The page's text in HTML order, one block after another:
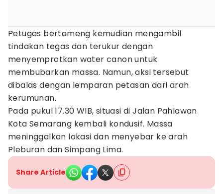
Petugas bertameng kemudian mengambil
tindakan tegas dan terukur dengan
menyemprotkan water canon untuk
membubarkan massa. Namun, aksi tersebut
dibalas dengan lemparan petasan dari arah
kerumunan.
Pada pukul 17.30 WIB, situasi di Jalan Pahlawan
Kota Semarang kembali kondusif. Massa
meninggalkan lokasi dan menyebar ke arah
Pleburan dan Simpang Lima.
Share Article